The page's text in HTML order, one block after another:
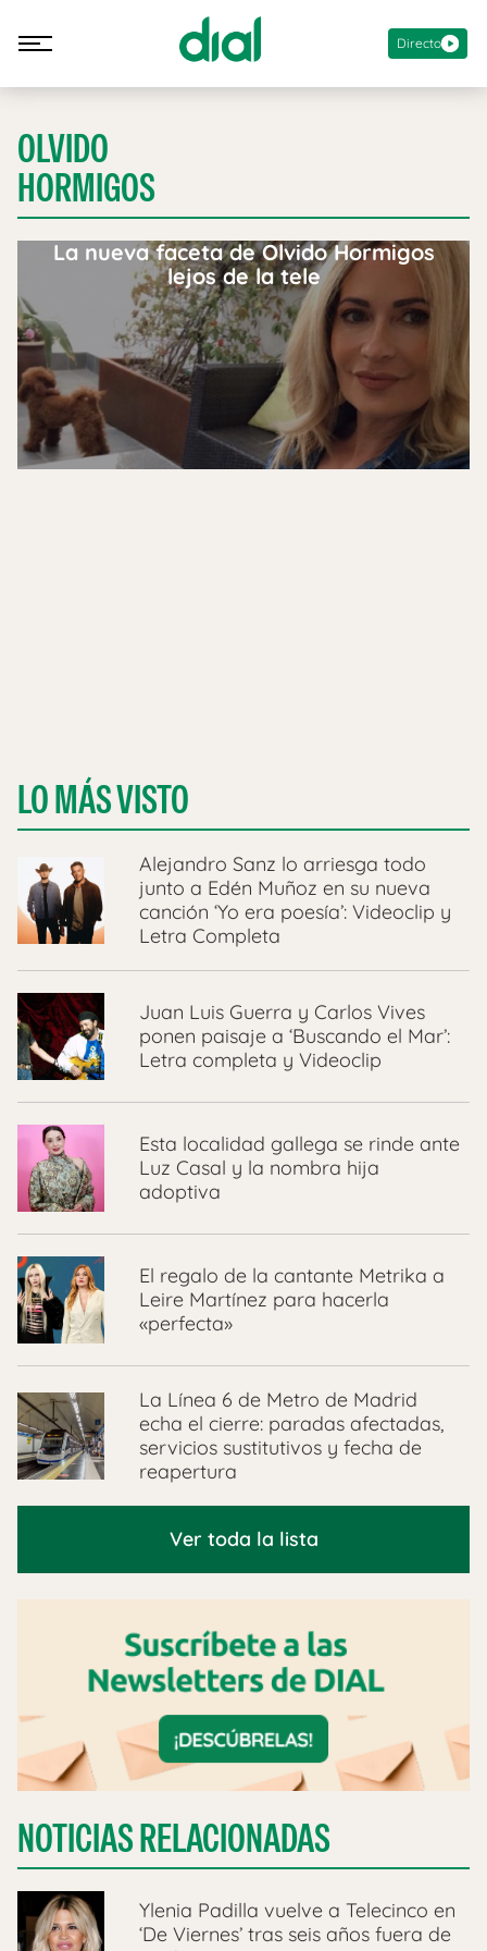
Directo
OLVIDO
HORMIGOS
La nueva faceta de Olvido Hormigos
lejos de la tele
LO MÁS VISTO
Alejandro Sanz lo arriesga todo
junto a Edén Muñoz en su nueva
canción ‘Yo era poesía’: Videoclip y
Letra Completa
Juan Luis Guerra y Carlos Vives
ponen paisaje a ‘Buscando el Mar’:
Letra completa y Videoclip
Esta localidad gallega se rinde ante
Luz Casal y la nombra hija
adoptiva
El regalo de la cantante Metrika a
Leire Martínez para hacerla
«perfecta»
La Línea 6 de Metro de Madrid
echa el cierre: paradas afectadas,
servicios sustitutivos y fecha de
reapertura
Ver toda la lista
NOTICIAS RELACIONADAS
Ylenia Padilla vuelve a Telecinco en
‘De Viernes’ tras seis años fuera de